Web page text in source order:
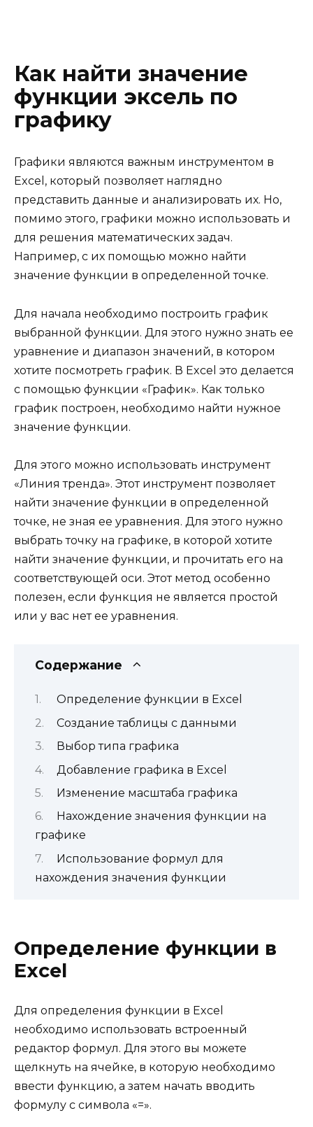
Как найти значение
функции эксель по
графику
Графики являются важным инструментом в
Excel, который позволяет наглядно
представить данные и анализировать их. Но,
помимо этого, графики можно использовать и
для решения математических задач.
Например, с их помощью можно найти
значение функции в определенной точке.
Для начала необходимо построить график
выбранной функции. Для этого нужно знать ее
уравнение и диапазон значений, в котором
хотите посмотреть график. В Excel это делается
с помощью функции «График». Как только
график построен, необходимо найти нужное
значение функции.
Для этого можно использовать инструмент
«Линия тренда». Этот инструмент позволяет
найти значение функции в определенной
точке, не зная ее уравнения. Для этого нужно
выбрать точку на графике, в которой хотите
найти значение функции, и прочитать его на
соответствующей оси. Этот метод особенно
полезен, если функция не является простой
или у вас нет ее уравнения.
Содержание
Определение функции в Excel
Создание таблицы с данными
Выбор типа графика
Добавление графика в Excel
Изменение масштаба графика
Нахождение значения функции на
графике
Использование формул для
нахождения значения функции
Определение функции в
Excel
Для определения функции в Excel
необходимо использовать встроенный
редактор формул. Для этого вы можете
щелкнуть на ячейке, в которую необходимо
ввести функцию, а затем начать вводить
формулу с символа «=».